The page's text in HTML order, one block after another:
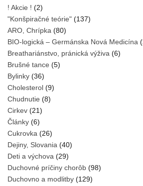
! Akcie ! (2)
"Konšpiračné teórie" (137)
ARO, Chrípka (80)
BIO-logická – Germánska Nová Medicína
Breathariánstvo, pránická výživa (6)
Brušné tance (5)
Bylinky (36)
Cholesterol (9)
Chudnutie (8)
Cirkev (21)
Články (6)
Cukrovka (26)
Dejiny, Slovania (40)
Deti a výchova (29)
Duchovné príčiny chorôb (98)
Duchovno a modlitby (129)